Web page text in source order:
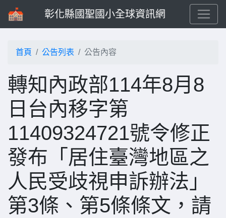
彰化縣國聖國小全球資訊網
首頁 公告列表 公告內容
轉知內政部114年8月8
日台內移字第
11409324721號令修正
發布「居住臺灣地區之
人民受歧視申訴辦法」
第3條、第5條條文，請